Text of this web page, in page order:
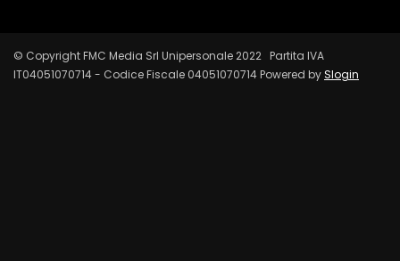
© Copyright FMC Media Srl Unipersonale 2022 Partita IVA
IT04051070714 - Codice Fiscale 04051070714 Powered bySlogin